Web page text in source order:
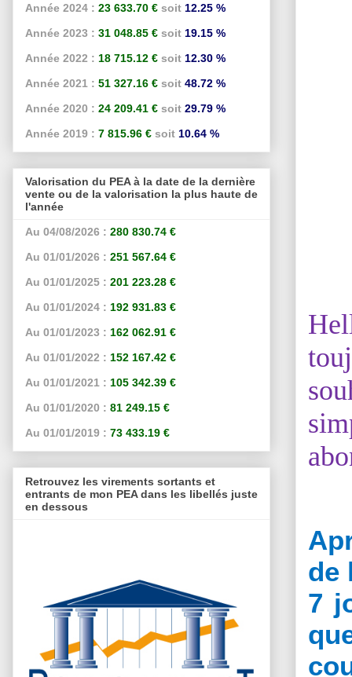
de
7
Année 2024 : 23 633.70 € soit 12.25 %
Année 2023 : 31 048.85 € soit 19.15 %
Année 2022 : 18 715.12 € soit 12.30 %
Année 2021 : 51 327.16 € soit 48.72 %
Année 2020 : 24 209.41 € soit 29.79 %
Année 2019 : 7 815.96 € soit 10.64 %
Valorisation du PEA à la date de la dernière
vente ou de la valorisation la plus haute de
l'année
Au 04/08/2026 : 280 830.74 €
Au 01/01/2026 : 251 567.64 €
Au 01/01/2025 : 201 223.28 €
Au 01/01/2024 : 192 931.83 €
Au 01/01/2023 : 162 062.91 €
Au 01/01/2022 : 152 167.42 €
Au 01/01/2021 : 105 342.39 €
Au 01/01/2020 : 81 249.15 €
Au 01/01/2019 : 73 433.19 €
Retrouvez les virements sortants et
entrants de mon PEA dans les libellés juste
en dessous